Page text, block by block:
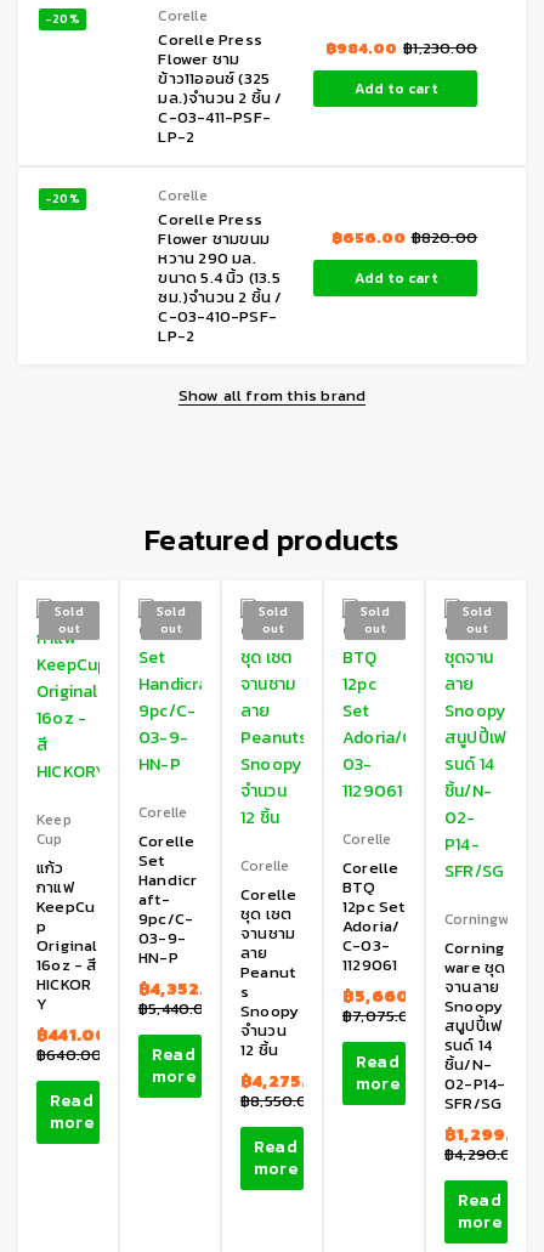
-20% Corelle
Corelle Press
Flower ชาม
ข้าว11ออนซ์ (325
มล.)จำนวน 2 ชิ้น /
C-03-411-PSF-
LP-2
฿1,230.00
฿984.00
Add to cart
-20% Corelle
Corelle Press
Flower ชามขนม
หวาน 290 มล.
ขนาด 5.4 นิ้ว (13.5
ซม.)จำนวน 2 ชิ้น /
C-03-410-PSF-
LP-2
฿820.00
฿656.00
Add to cart
Show all from this brand
Featured products
Sold
out
Keep
Cup
แก้ว
กาแฟ
KeepCu
p
Original
16oz - สี
HICKOR
Y
฿640.00
฿441.00
Read
more
Sold
out
Corelle
Corelle
Set
Handicr
aft-
9pc/C-
03-9-
HN-P
฿5,440.00
฿4,352.00
Read
more
Sold
out
Corelle
Corelle
ชุด เซต
จานชาม
ลาย
Peanut
s
Snoopy
จำนวน
12 ชิ้น
฿8,550.00
฿4,275.00
Read
more
Sold
out
Corelle
Corelle
BTQ
12pc Set
Adoria/
C-03-
1129061
฿7,075.00
฿5,660.00
Read
more
Sold
out
Corningware
Corning
ware ชุด
จานลาย
Snoopy
สนูปปี้เฟ
รนด์ 14
ชิ้น/N-
02-P14-
SFR/SG
฿4,290.00
฿1,299.00
Read
more